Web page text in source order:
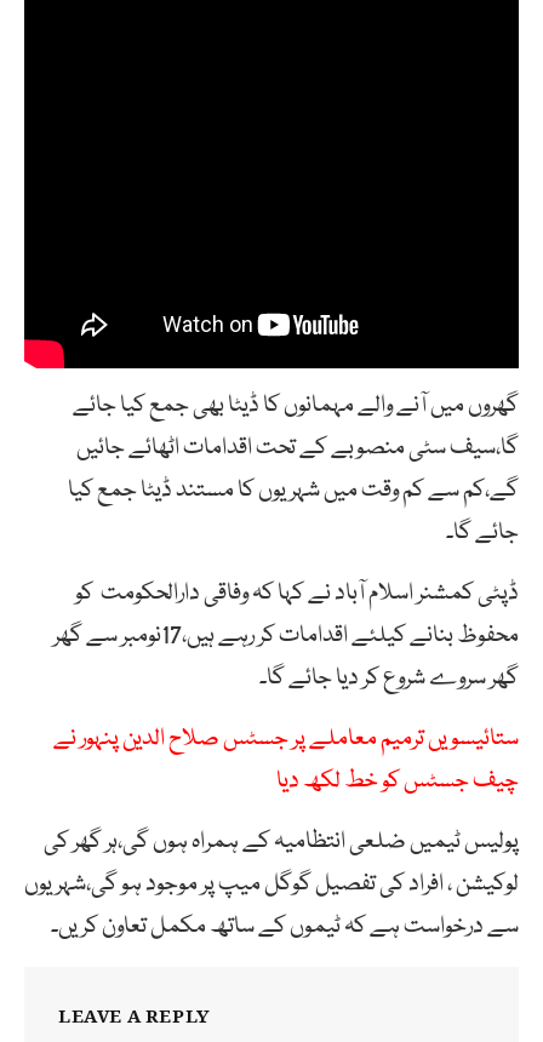
گھروں میں آنے والے مہمانوں کا ڈیٹا بھی جمع کیا جائے
گا،سیف سٹی منصوبے کے تحت اقدامات اٹھائے جائیں
گے،کم سے کم وقت میں شہریوں کا مستند ڈیٹا جمع کیا
جائے گا۔
ڈپٹی کمشنر اسلام آباد نے کہا کہ وفاقی دارالحکومت کو
محفوظ بنانے کیلئے اقدامات کر رہے ہیں،17نومبر سے گھر
گھر سروے شروع کر دیا جائے گا۔
ستائیسویں ترمیم معاملے پر جسٹس صلاح الدین پنہور نے
چیف جسٹس کو خط لکھ دیا
پولیس ٹیمیں ضلعی انتظامیہ کے ہمراہ ہوں گی،ہر گھر کی
لوکیشن ، افراد کی تفصیل گوگل میپ پر موجود ہو گی،شہریوں
سے درخواست ہے کہ ٹیموں کے ساتھ مکمل تعاون کریں۔
LEAVE A REPLY